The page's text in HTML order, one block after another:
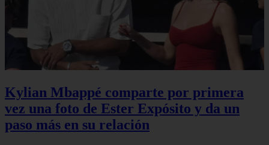
Kylian Mbappé comparte por primera
vez una foto de Ester Expósito y da un
paso más en su relación